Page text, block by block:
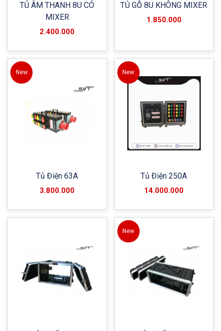
TỦ ÂM THANH 8U CÓ
MIXER
2.400.000
TỦ GỖ 8U KHÔNG MIXER
1.850.000
New
Tủ Điện 63A
3.800.000
New
Tủ Điện 250A
14.000.000
New